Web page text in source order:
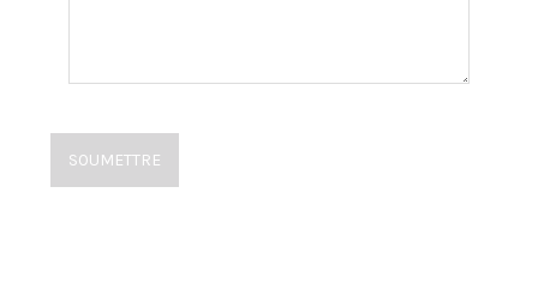
SOUMETTRE